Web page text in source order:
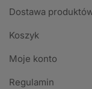
Dostawa
Koszyk
Moje konto
Regulamin